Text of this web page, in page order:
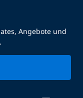
Angebote und